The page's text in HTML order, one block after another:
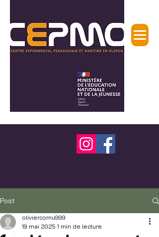
Post
oliviercornu999
19 mai 2025 1 min de lecture